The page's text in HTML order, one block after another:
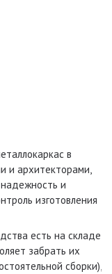
в
и архитекторами,
и
изготовления
есть на складе
забрать их
сборки),